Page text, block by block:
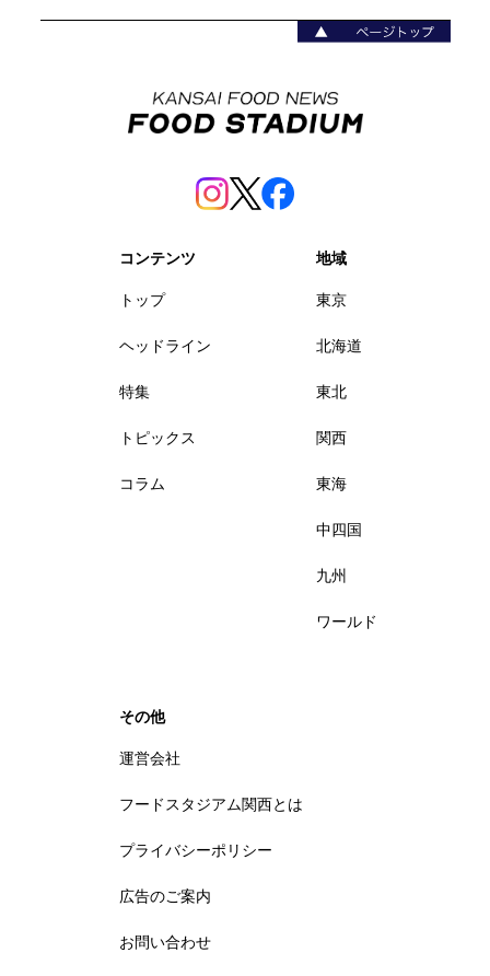
コンテンツ
トップ
ヘッドライン
特集
トピックス
コラム
地域
東京
北海道
東北
関西
東海
中四国
九州
ワールド
その他
運営会社
フードスタジアム関西とは
プライバシーポリシー
広告のご案内
お問い合わせ